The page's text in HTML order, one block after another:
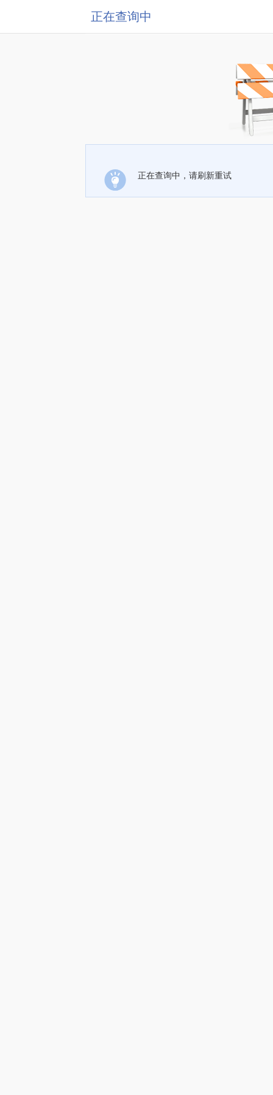
正在查询中
正在查询中，请刷新重试